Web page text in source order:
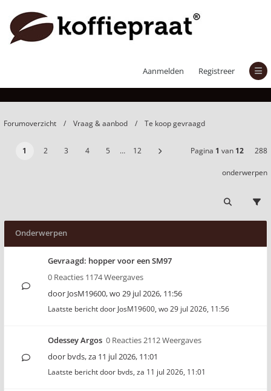
Aanmelden Registreer
Forumoverzicht Vraag & aanbod Te koop gevraagd
1 2 3 4 5 … 12 Pagina 1 van 12 288
onderwerpen
Onderwerpen
Gevraagd: hopper voor een SM97
0 Reacties 1174 Weergaves
door JosM19600,wo 29 jul 2026, 11:56
Laatste bericht door JosM19600, wo 29 jul 2026, 11:56
Odessey Argos 0 Reacties 2112 Weergaves
door bvds,za 11 jul 2026, 11:01
Laatste bericht door bvds, za 11 jul 2026, 11:01